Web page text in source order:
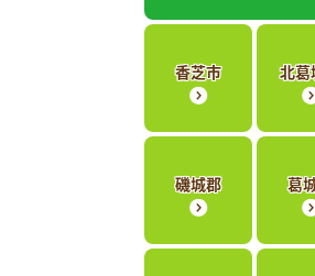
香芝市 北葛
磯城郡 葛